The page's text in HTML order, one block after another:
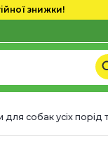
знижки!
собак усіх